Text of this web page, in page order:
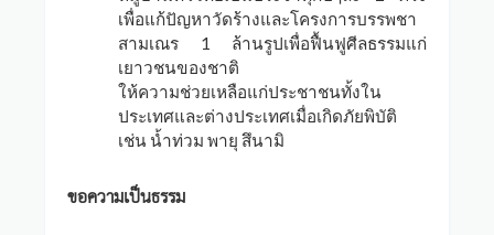
เพื่อแก้ปัญหาวัดร้างและโครงการบรรพชา
สามเณร 1 ล้านรูปเพื่อฟื้นฟูศีลธรรมแก่
เยาวชนของชาติ
ให้ความช่วยเหลือแก่ประชาชนทั้งใน
ประเทศและต่างประเทศเมื่อเกิดภัยพิบัติ
เช่น น้ำท่วม พายุ สึนามิ
ขอความเป็นธรรม